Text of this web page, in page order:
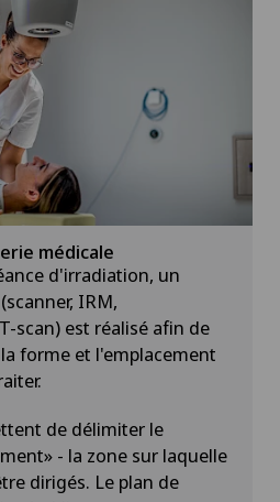
médicale
d'irradiation, un
IRM,
scan) est réalisé afin de
forme et l'emplacement
de délimiter le
- la zone sur laquelle
dirigés. Le plan de